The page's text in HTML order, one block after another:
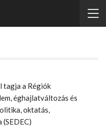
tagja a Régiók
éghajlatváltozás és
oktatás,